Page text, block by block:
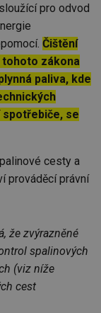
pro odvod
Čištění
zákona
paliva, kde
se
cesty a
prováděcí právní
že zvýrazněné
spalinových
(viz níže
cest